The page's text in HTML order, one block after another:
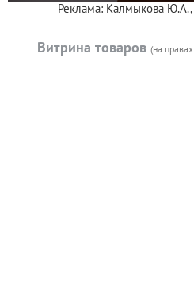
Реклама: Калмыкова
Витрина товаров (на